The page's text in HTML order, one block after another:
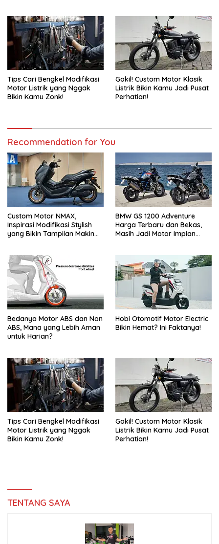
Tips Cari Bengkel Modifikasi
Motor Listrik yang Nggak
Bikin Kamu Zonk!
Gokil! Custom Motor Klasik
Listrik Bikin Kamu Jadi Pusat
Perhatian!
Recommendation for You
Custom Motor NMAX,
Inspirasi Modifikasi Stylish
yang Bikin Tampilan Makin
BMW GS 1200 Adventure
Harga Terbaru dan Bekas,
Masih Jadi Motor Impian
Bedanya Motor ABS dan Non
ABS, Mana yang Lebih Aman
untuk Harian?
Hobi Otomotif Motor Electric
Bikin Hemat? Ini Faktanya!
Tips Cari Bengkel Modifikasi
Motor Listrik yang Nggak
Bikin Kamu Zonk!
Gokil! Custom Motor Klasik
Listrik Bikin Kamu Jadi Pusat
Perhatian!
TENTANG SAYA